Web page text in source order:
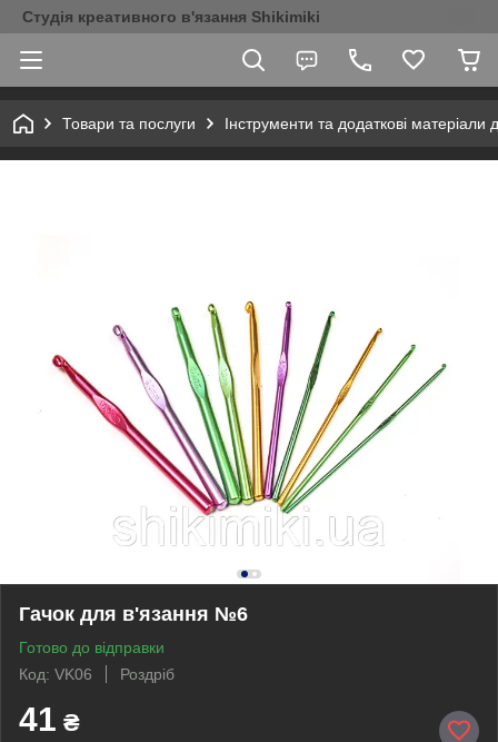
Студія креативного в'язання Shikimiki
Товари та послуги Інструменти та додаткові матеріали
Гачок для в'язання №6
Готово до відправки
Код: VK06
Роздріб
41 ₴